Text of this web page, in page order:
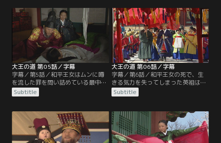
するどころか、和平王女ばかりに愛
情を注ぎ、さらには懐妊しているこ
とを知って大喜びする。
る。一方、思悼世子は、宮中内で流
れる悪い噂を耳にして、英祖に逆ら
い、娯楽にふける毎日を送るが、そ
んな世子のために惠嬪ホン氏は献身
的に夫に尽くす。
大王の道 第05話／字幕
字幕／第5話／和平王女はムンに噂
を流した罪を問い詰めている最中に
陣痛に襲われ、死産してしまう。和
平王女が生きていることを知ったム
和平王女までもが他界してしまう。
英祖は、ちょう愛していた和平王女
の死により深い悲しみに暮れる。
Subtitle
大王の道 第06話／字幕
字幕／第6話／和平王女の死で、生
きる気力を失ってしまった英祖は病
に伏してしまい王の座を譲ろうと決
心する。思悼世子は王意を撤回する
られず、思悼世子が英祖の代理を務
めることになる。思悼世子は英祖に
認められようと努力するが、英祖の
怒りに火をつけるばかりだった。
Subtitle